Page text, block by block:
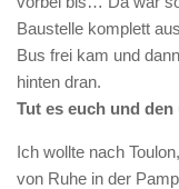
Baustelle komplett
Bus frei kam und
hinten dran.
Tut es euch und
Ich wollte nach
von Ruhe in der